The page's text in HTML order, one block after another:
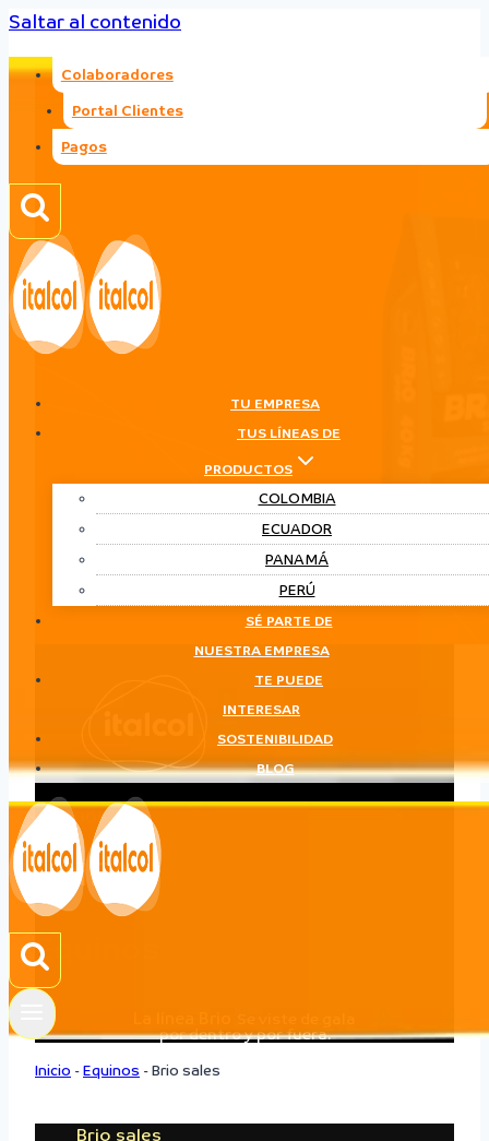
Saltar al contenido
Colaboradores
Portal Clientes
Pagos
TU EMPRESA
TUS LÍNEAS DE
PRODUCTOS
COLOMBIA
ECUADOR
PANAMÁ
PERÚ
SÉ PARTE DE
NUESTRA EMPRESA
TE PUEDE
INTERESAR
SOSTENIBILIDAD
BLOG
Equinos
LÍNEA
Equinos
por dentro y por fuera.
Inicio - Equinos - Brio sales
Brio sales